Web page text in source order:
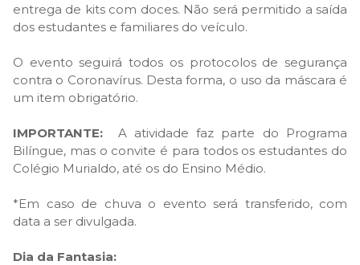
entrega de kits com doces. Não será permitido a saída
dos estudantes e familiares do veículo.
O evento seguirá todos os protocolos de segurança
contra o Coronavírus. Desta forma, o uso da máscara é
um item obrigatório.
IMPORTANTE:
A atividade faz parte do Programa
Bilíngue, mas o convite é para todos os estudantes do
Colégio Murialdo, até os do Ensino Médio.
*Em caso de chuva o evento será transferido, com
data a ser divulgada.
Dia da Fantasia: